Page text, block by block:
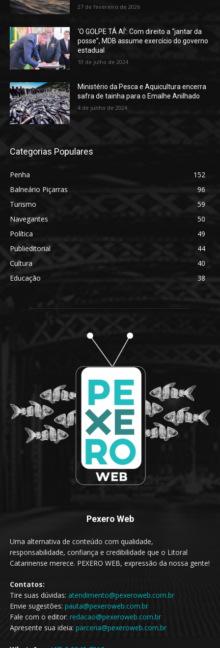
27 de fevereiro de 2026
‘O GOLPE TÁ AÍ’: Com direito a “jantar da
posse”, MDB assume exercício do governo
estadual
10 de julho de 2024
Ministério da Pesca e Aquicultura encerra
safra de tainha para o Emalhe Anilhado
4 de junho de 2024
Categorias Populares
Penha
152
Balneário Piçarras
96
Turismo
59
Navegantes
50
Política
49
Publieditorial
44
Cultura
40
Educação
38
Pexero Web
Uma alternativa de conteúdo com qualidade,
responsabilidade, confiança e credibilidade que o Litoral
Catarinense merece. PEXERO WEB, expressão da nossa gente!
Contatos:
Tire suas dúvidas: atendimento@pexeroweb.com.br
Envie sugestões: pauta@pexeroweb.com.br
Fale com o editor: redacao@pexeroweb.com.br
Apresente sua ideia: parceria@pexeroweb.com.br